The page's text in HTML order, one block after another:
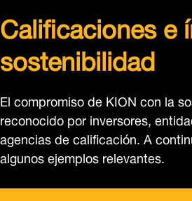
Calificaciones e
sostenibilidad
El compromiso de KION con la
reconocido por inversores,
agencias de calificación. A
algunos ejemplos relevantes.